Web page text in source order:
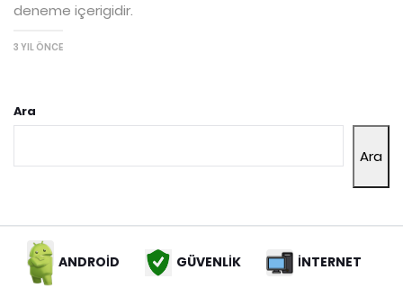
deneme içerigidir.
3 YIL ÖNCE
Ara
Ara
ANDROİD GÜVENLİK İNTERNET